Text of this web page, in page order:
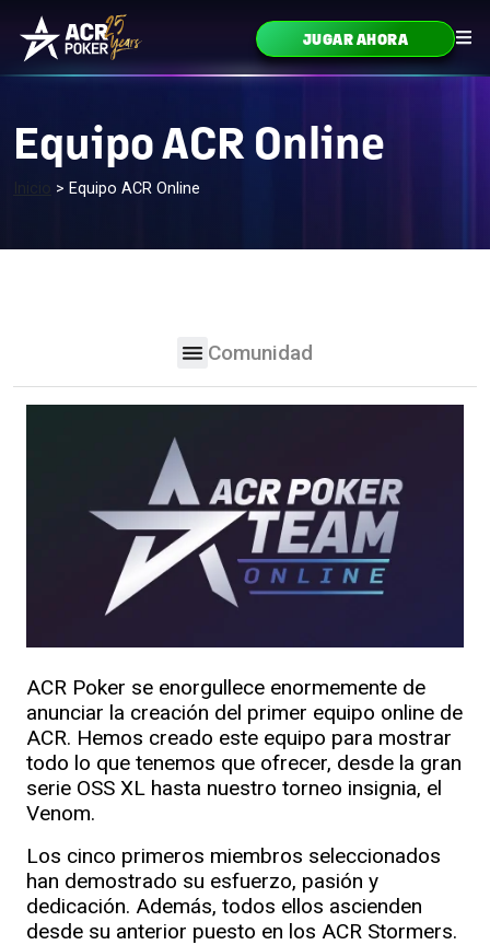
Ir al contenido
Navegación principalJUGAR AHORA
Equipo ACR Online
> Equipo ACR Online
ACR Poker se enorgullece enormemente de
anunciar la creación del primer equipo online de
ACR. Hemos creado este equipo para mostrar
todo lo que tenemos que ofrecer, desde la gran
serie OSS XL hasta nuestro torneo insignia, el
Venom.
Los cinco primeros miembros seleccionados
han demostrado su esfuerzo, pasión y
dedicación. Además, todos ellos ascienden
desde su anterior puesto en los ACR Stormers.
Comunidad